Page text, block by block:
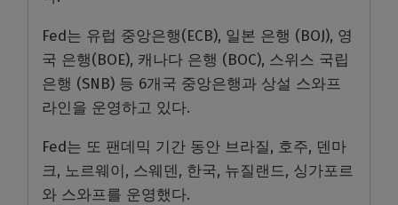
Fed는 유럽 중앙은행(ECB), 일본 은행 (BOJ), 영
국 은행(BOE), 캐나다 은행 (BOC), 스위스 국립
은행 (SNB) 등 6개국 중앙은행과 상설 스와프
라인을 운영하고 있다.
Fed는 또 팬데믹 기간 동안 브라질, 호주, 덴마
크, 노르웨이, 스웨덴, 한국, 뉴질랜드, 싱가포르
와 스와프를 운영했다.